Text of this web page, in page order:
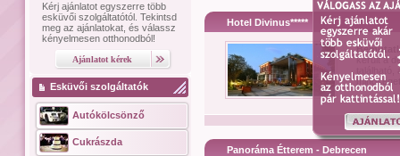
Kérj ajánlatot egyszerre több
esküvői szolgáltatótól. Tekintsd
meg az ajánlatokat, és válassz
kényelmesen otthonodból!
Esküvői szolgáltatók
Autókölcsönző
Cukrászda
Hotel Divinus*****
került a
Panoráma Étterem - Debrecen